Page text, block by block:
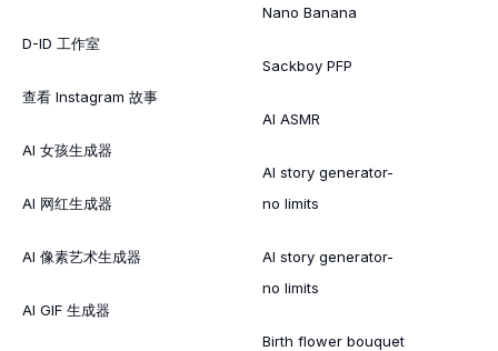
D-ID 工作室
查看 Instagram 故事
AI 女孩生成器
AI 网红生成器
AI 像素艺术生成器
AI GIF 生成器
Nano Banana
Sackboy PFP
AI ASMR
AI story generator-
no limits
AI story generator-
no limits
Birth flower bouquet